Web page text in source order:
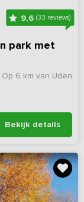
9,6 (33 reviews)
park met
Op 6 km van Uden
Bekijk details